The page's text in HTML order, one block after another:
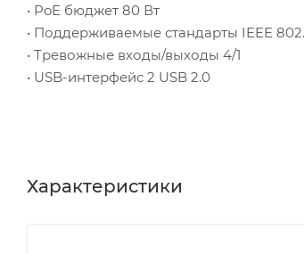
• PoE бюджет 80 Вт
• Поддерживаемые стандарты IEEE
• Тревожные входы/выходы 4/1
• USB-интерфейс 2 USB 2.0
Характеристики